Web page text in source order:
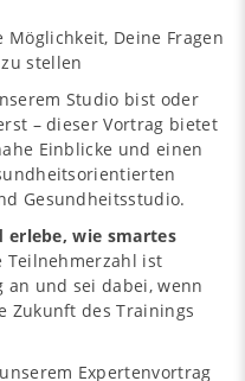
Deine Fragen
stellen
Studio bist oder
– dieser Vortrag bietet
Einblicke und einen
Gesundheitsstudio.
erlebe, wie smartes
Teilnehmerzahl ist
und sei dabei, wenn
Zukunft des Trainings
Expertenvortrag